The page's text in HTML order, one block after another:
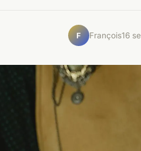
F François16